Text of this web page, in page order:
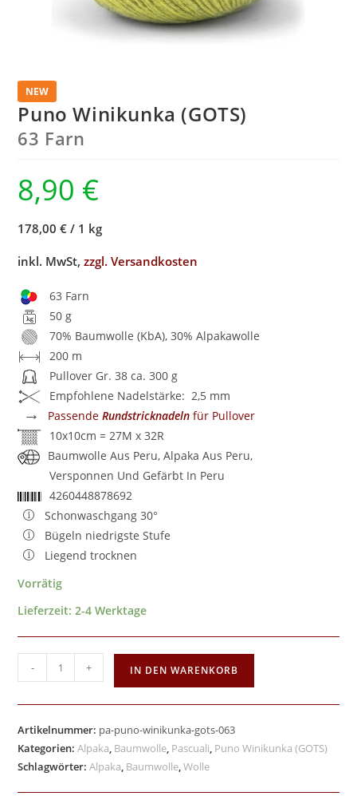
NEW
Puno Winikunka (GOTS)
63 Farn
8,90 €
178,00 € / 1 kg
inkl. MwSt,zzgl. Versandkosten
63 Farn
50 g
70% Baumwolle (KbA), 30% Alpakawolle
200 m
Pullover Gr. 38 ca. 300 g
Empfohlene Nadelstärke: 2,5 mm
→ PassendeRundstricknadeln für Pullover
10x10cm = 27M x 32R
Baumwolle Aus Peru, Alpaka Aus Peru,
Versponnen Und Gefärbt In Peru
4260448878692
Schonwaschgang 30°
Bügeln niedrigste Stufe
Liegend trocknen
Vorrätig
Lieferzeit:2-4 Werktage
- + IN DEN WARENKORB
Artikelnummer: pa-puno-winikunka-gots-063
Kategorien:Alpaka, Baumwolle, Pascuali, Puno Winikunka (GOTS)
Schlagwörter:Alpaka, Baumwolle,Wolle